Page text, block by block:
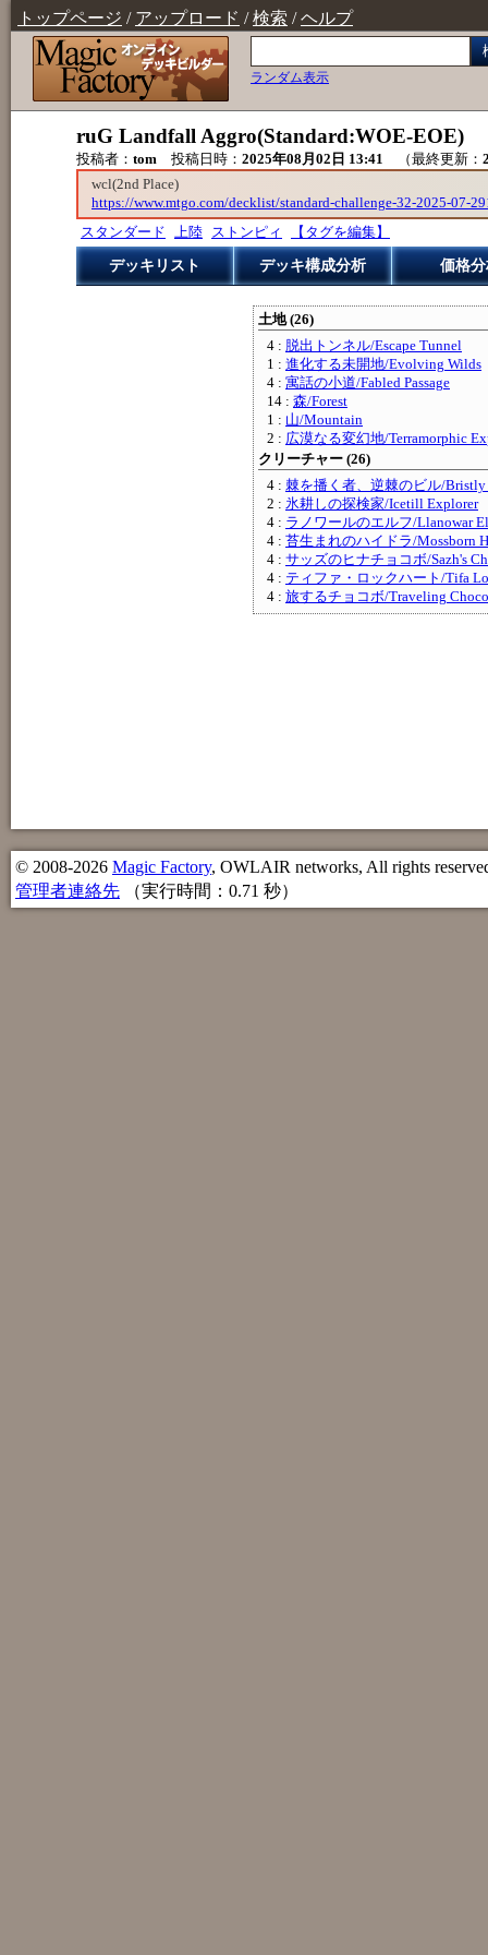
トップページ / アップロード /検索 /ヘルプ
ランダム表示
ruG Landfall Aggro(Standard:WOE-EOE)
投稿者： tom 投稿日時： 2025年08月02日 13:41 （最終更新：
wcl(2nd Place)
https://www.mtgo.com/decklist/standard-challenge-32-2025-07-
スタンダード
上陸 ストンピィ 【タグを編集】
デッキリスト デッキ構成分析 価格
土地 (26)
4 : 脱出トンネル/Escape Tunnel
1 : 進化する未開地/Evolving Wilds
4 : 寓話の小道/Fabled Passage
14 : 森/Forest
1 : 山/Mountain
2 : 広漠なる変幻地/Terramorphic
クリーチャー (26)
4 : 棘を播く者、逆棘のビル/Bristly
2 : 氷耕しの探検家/Icetill Explorer
4 : ラノワールのエルフ/Llanowar
4 : 苔生まれのハイドラ/Mossborn
4 : サッズのヒナチョコボ/Sazh's
4 : ティファ・ロックハート/Tifa
4 : 旅するチョコボ/Traveling
© 2008-2026 Magic Factory, OWLAIR networks, All rights
管理者連絡先 （実行時間：0.71 秒）